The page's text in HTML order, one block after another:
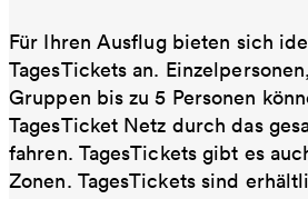
Für Ihren Ausflug bieten sich
TagesTickets an.
Gruppen bis zu 5 Personen
TagesTicket Netz durch das
fahren. TagesTickets gibt es
Zonen. TagesTickets sind